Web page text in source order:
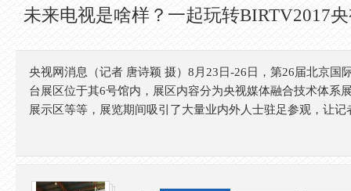
未来电视是啥样？一起玩转BIRTV2017
央视网消息（记者 唐诗颖 摄）8月23日-26日，第26届北京
台展区位于其6号馆内，展区内容分为央视媒体融合技术体
展示区等等，展览期间吸引了大量业内外人士驻足参观，让